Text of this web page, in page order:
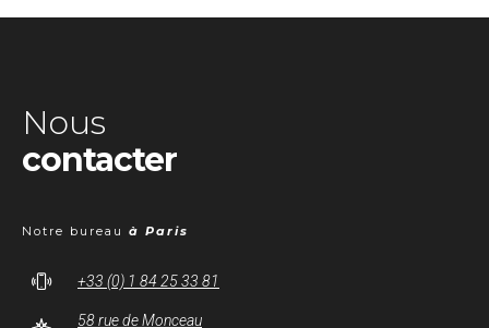
Nous
contacter
Notre bureau à Paris
+33 (0) 1 84 25 33 81
58 rue de Monceau